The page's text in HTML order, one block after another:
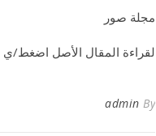
مجلة صور
لقراءة المقال الأصل اضغط/ي
By
admin